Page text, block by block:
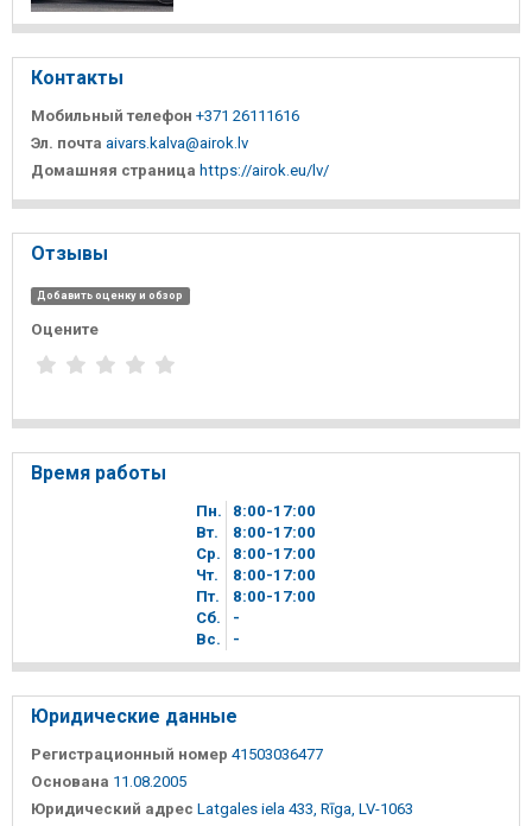
Контакты
Мобильный телефон +371 26111616
Эл. почта aivars.kalva@airok.lv
Домашняя страница https://airok.eu/lv/
Отзывы
Добавить оценку и обзор
Оцените
Время работы
Пн. 8 00-17 00
Вт.
8 00-17 00
Ср.
8 00-17 00
Чт.
8 00-17 00
Пт.
8 00-17 00
Сб.
-
Вc.
-
Юридические данные
Регистрационный номер 41503036477
Основана 11.08.2005
Юридический адрес Latgales iela 433, Rīga, LV-1063